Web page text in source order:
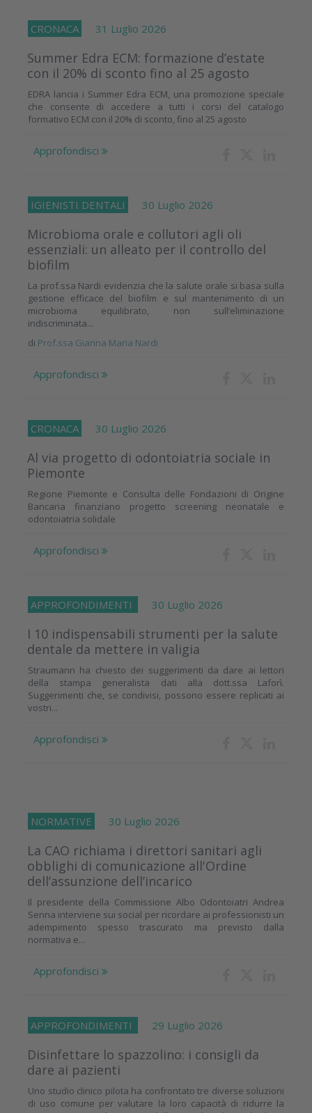
CRONACA 31 Luglio 2026
Summer Edra ECM: formazione d’estate
con il 20% di sconto fino al 25 agosto
EDRA lancia i Summer Edra ECM, una promozione speciale
che consente di accedere a tutti i corsi del catalogo
formativo ECM con il 20% di sconto, fino al 25 agosto
Approfondisci
IGIENISTI DENTALI 30 Luglio 2026
Microbioma orale e collutori agli oli
essenziali: un alleato per il controllo del
biofilm
La prof.ssa Nardi evidenzia che la salute orale si basa sulla
gestione efficace del biofilm e sul mantenimento di un
microbioma equilibrato, non sull’eliminazione
indiscriminata...
di Prof.ssa Gianna Maria Nardi
Approfondisci
CRONACA 30 Luglio 2026
Al via progetto di odontoiatria sociale in
Piemonte
Regione Piemonte e Consulta delle Fondazioni di Origine
Bancaria finanziano progetto screening neonatale e
odontoiatria solidale
Approfondisci
APPROFONDIMENTI 30 Luglio 2026
I 10 indispensabili strumenti per la salute
dentale da mettere in valigia
Straumann ha chiesto dei suggerimenti da dare ai lettori
della stampa generalista dati alla dott.ssa Laforì.
Suggerimenti che, se condivisi, possono essere replicati ai
vostri...
Approfondisci
NORMATIVE 30 Luglio 2026
La CAO richiama i direttori sanitari agli
obblighi di comunicazione all'Ordine
dell’assunzione dell’incarico
Il presidente della Commissione Albo Odontoiatri Andrea
Senna interviene sui social per ricordare ai professionisti un
adempimento spesso trascurato ma previsto dalla
normativa e...
Approfondisci
APPROFONDIMENTI 29 Luglio 2026
Disinfettare lo spazzolino: i consigli da
dare ai pazienti
Uno studio clinico pilota ha confrontato tre diverse soluzioni
di uso comune per valutare la loro capacità di ridurre la